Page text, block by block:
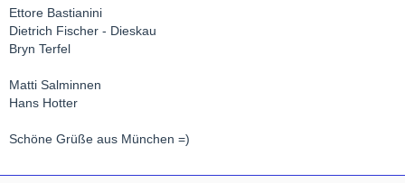
Ettore Bastianini
Dietrich Fischer - Dieskau
Bryn Terfel
Matti Salminnen
Hans Hotter
Schöne Grüße aus München =)